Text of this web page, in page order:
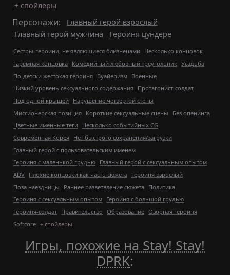
+ спойлеры
Персонажи:
Главный герой взрослый
Главный герой мужчина
Героиня цундере
Сестры-героини, не являющиеся близнецами Несколько концовок
Гаремная концовка Комедийный любовный треугольник Усадьба
По-детски жестокая героиня Вуайеризм Военные
Низкий уровень сексуального содержания Протагонист-солдат
Под одной крышей Нарушение четвертой стены
Миссионерская позиция Короткие сексуальные сцены
Без опенинга
Цветные именные теги Несколько событийных CG
Современная Корея Нет быстрого сохранения/загрузки
Главный герой с пользовательским именем
Героиня с маленькой грудью Главный герой с сексуальным опытом
ADV Плохие концовки как часть сюжета Героиня взрослый
Поза наездницы
Раннее разветвление сюжета Политика
Героиня с сексуальным опытом Героиня с большой грудью
Героиня-солдат Правительство Образование Озорная героиня
Softcore + спойлеры
Игры, похожие на Stay! Stay!
DPRK: